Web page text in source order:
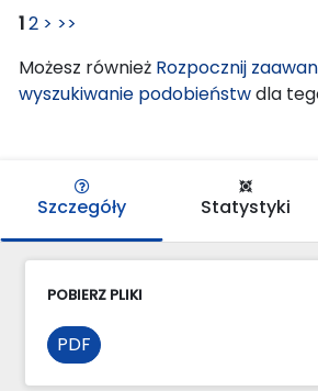
12 > >>
Możesz również Rozpocznij
wyszukiwanie podobieństwdla
Szczegóły Statystyki
POBIERZ PLIKI
PDF